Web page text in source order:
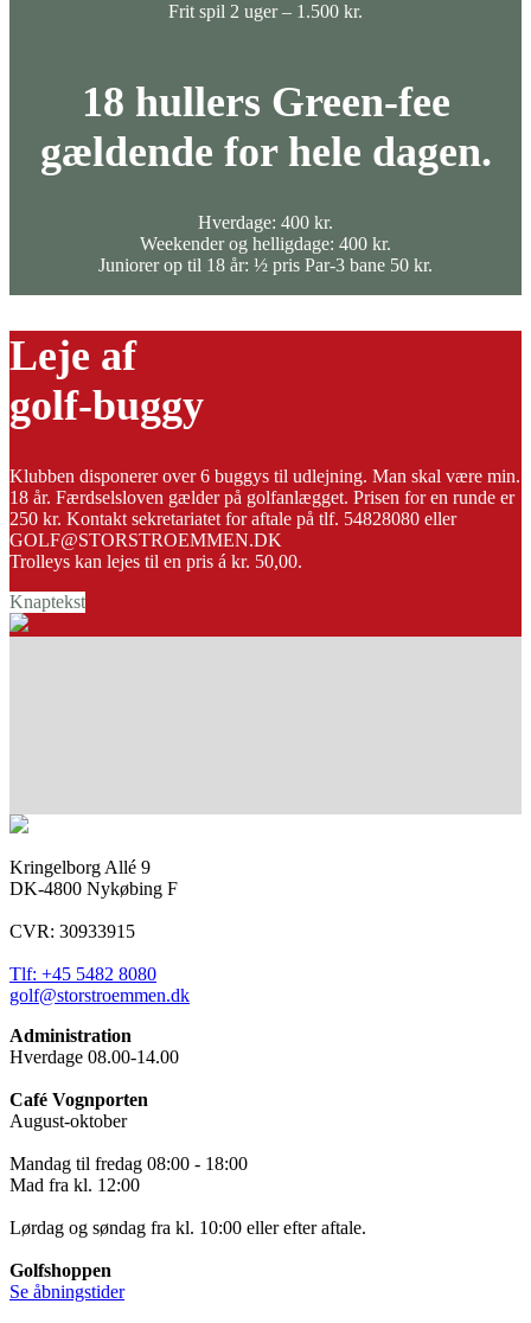
Frit spil 2 uger – 1.500 kr.
18 hullers Green-fee
gældende for hele dagen.
Hverdage: 400 kr.
Weekender og helligdage: 400 kr.
Juniorer op til 18 år: ½ pris Par-3 bane 50 kr.
Leje af
golf-buggy
Klubben disponerer over 6 buggys til udlejning. Man skal være min.
18 år. Færdselsloven gælder på golfanlægget. Prisen for en runde er
250 kr. Kontakt sekretariatet for aftale på tlf. 54828080 eller
GOLF@STORSTROEMMEN.DK
Trolleys kan lejes til en pris á kr. 50,00.
Knaptekst
Kringelborg Allé 9
DK-4800 Nykøbing F
CVR: 30933915
Tlf: +45 5482 8080
golf@storstroemmen.dk
Administration
Hverdage 08.00-14.00
Café Vognporten
August-oktober
Mandag til fredag 08:00 - 18:00
Mad fra kl. 12:00
Lørdag og søndag fra kl. 10:00 eller efter aftale.
Golfshoppen
Se åbningstider